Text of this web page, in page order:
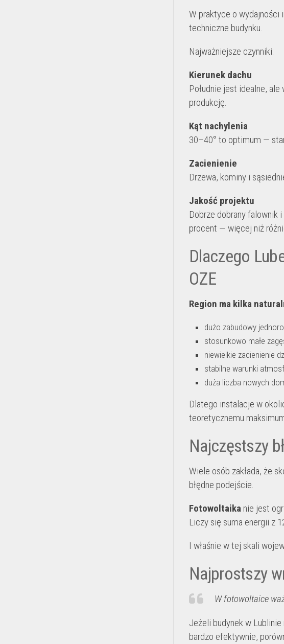
W praktyce o wydajności
techniczne budynku.
Najważniejsze czynniki:
Kierunek dachu
Południe jest idealne,
produkcję.
Kąt nachylenia
30–40° to optimum —
Zacienienie
Drzewa, kominy i
Jakość projektu
Dobrze dobrany falownik
procent — więcej niż
Dlaczego
OZE
Region ma kilka
dużo zabudowy
stosunkowo małe
niewielkie zacienienie
stabilne warunki
duża liczba nowych
Dlatego instalacje w
teoretycznemu
Najczęstszy
Wiele osób zakłada, że
błędne podejście.
Fotowoltaika nie jest
Liczy się suma energii z
I właśnie w tej skali
Najprostszy
W fotowoltaice
Jeżeli budynek w
bardzo efektywnie,